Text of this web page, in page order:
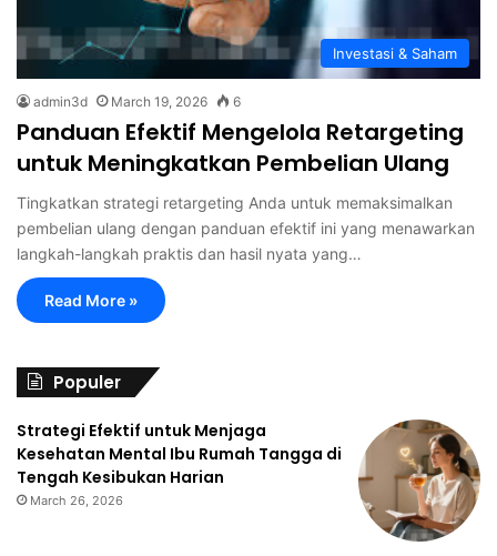
Investasi & Saham
admin3d March 19, 2026 6
Panduan Efektif Mengelola Retargeting
untuk Meningkatkan Pembelian Ulang
Tingkatkan strategi retargeting Anda untuk memaksimalkan
pembelian ulang dengan panduan efektif ini yang menawarkan
langkah-langkah praktis dan hasil nyata yang…
Read More »
Populer
Strategi Efektif untuk Menjaga
Kesehatan Mental Ibu Rumah Tangga di
Tengah Kesibukan Harian
March 26, 2026